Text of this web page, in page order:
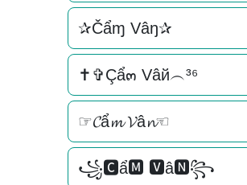
✰Čẩɱ Vâŋ✰
✝✞Çẩ๓ Vâй︵³⁶
☞𝓒ẩ𝓶 𝓥â𝓷☜
꧁🅲ẩ🅼 🆅â🅽꧂